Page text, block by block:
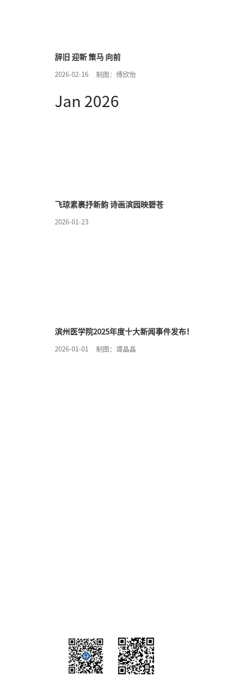
辞旧 迎新 策马 向前
2026-02-16 制图：傅欣怡
Jan 2026
飞琼素裹抒新韵 诗画滨园映碧苍
2026-01-23
滨州医学院2025年度十大新闻事件发布！
2026-01-01 制图：谭晶晶